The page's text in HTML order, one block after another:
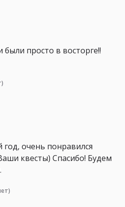
были просто в восторге!!
очень понравился
квесты) Спасибо! Будем